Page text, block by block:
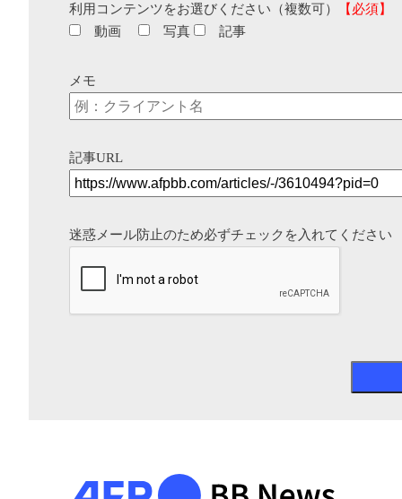
利用コンテンツをお選びください（複数可）
【必須】
動画
写真 記事
メモ
記事URL
迷惑メール防止のため必ずチェックを入れてください